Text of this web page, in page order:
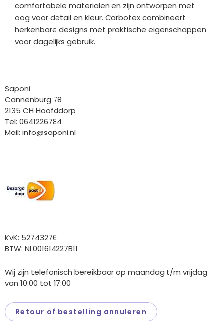
comfortabele materialen en zijn ontworpen met
oog voor detail en kleur. Carbotex combineert
herkenbare designs met praktische eigenschappen
voor dagelijks gebruik.
Saponi
Cannenburg 78
2135 CH Hoofddorp
Tel: 0641226784
Mail: info@saponi.nl
KvK: 52743276
BTW: NL001614227B11
Wij zijn telefonisch bereikbaar op maandag t/m vrijdag
van 10:00 tot 17:00
Retour of bestelling annuleren